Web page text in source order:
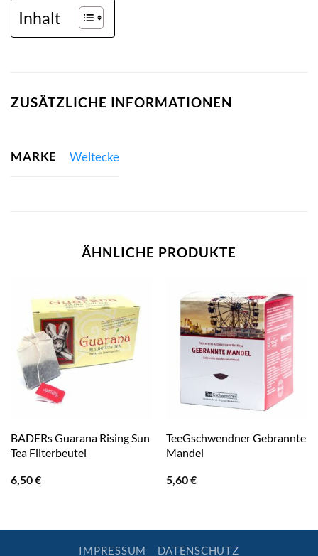
Inhalt
ZUSÄTZLICHE INFORMATIONEN
MARKE Weltecke
ÄHNLICHE PRODUKTE
BADERs Guarana Rising Sun
Tea Filterbeutel
6,50€
TeeGschwendner Gebrannte
Mandel
5,60€
IMPRESSUM DATENSCHUTZ